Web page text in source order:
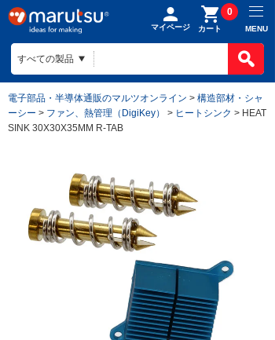
マイページ カート
0
MENU
電子部品・半導体通販のマルツオンライン > 構造部材・シャ
ーシー > ファン、熱管理（DigiKey） > ヒートシンク > HEAT
SINK 30X30X35MM R-TAB